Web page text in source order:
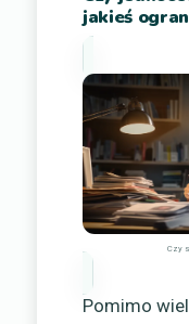
jakieś
Czy
Pomimo